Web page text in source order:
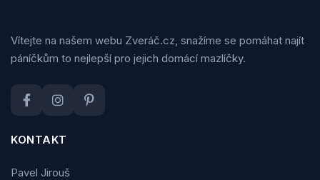
Vítejte na našem webu Zveráč.cz, snažíme se pomáhat najít
páníčkům to nejlepší pro jejich domácí mazlíčky.
KONTAKT
Pavel Jirouš